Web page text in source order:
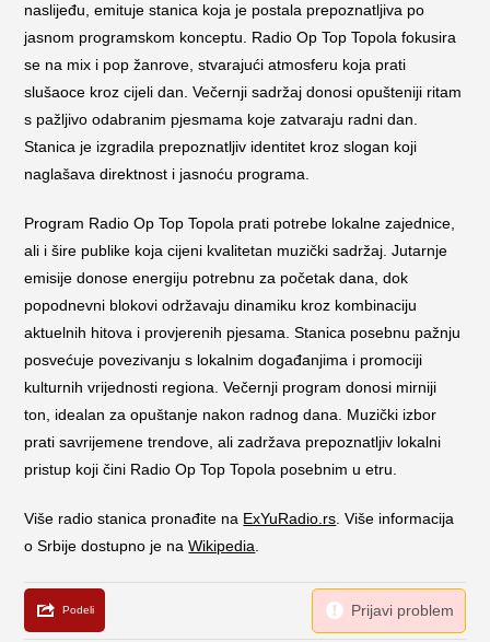
naslijeđu, emituje stanica koja je postala prepoznatljiva po
jasnom programskom konceptu. Radio Op Top Topola fokusira
se na mix i pop žanrove, stvarajući atmosferu koja prati
slušaoce kroz cijeli dan. Večernji sadržaj donosi opušteniji ritam
s pažljivo odabranim pjesmama koje zatvaraju radni dan.
Stanica je izgradila prepoznatljiv identitet kroz slogan koji
naglašava direktnost i jasnoću programa.
Program Radio Op Top Topola prati potrebe lokalne zajednice,
ali i šire publike koja cijeni kvalitetan muzički sadržaj. Jutarnje
emisije donose energiju potrebnu za početak dana, dok
popodnevni blokovi održavaju dinamiku kroz kombinaciju
aktuelnih hitova i provjerenih pjesama. Stanica posebnu pažnju
posvećuje povezivanju s lokalnim događanjima i promociji
kulturnih vrijednosti regiona. Večernji program donosi mirniji
ton, idealan za opuštanje nakon radnog dana. Muzički izbor
prati savrijemene trendove, ali zadržava prepoznatljiv lokalni
pristup koji čini Radio Op Top Topola posebnim u etru.
Više radio stanica pronađite na ExYuRadio.rs . Više informacija
o Srbije dostupno je naWikipedia